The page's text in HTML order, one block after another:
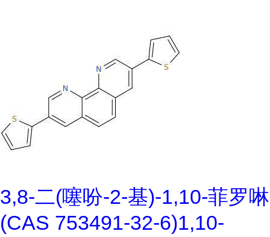
3,8-二(噻吩-2-基)-1,10-菲罗啉
(CAS 753491-32-6)1,10-